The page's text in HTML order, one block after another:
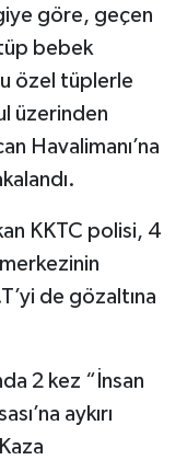
göre, geçen
bebek
özel tüplerle
üzerinden
Havalimanı’na
KKTC polisi, 4
de gözaltına
2 kez “İnsan
aykırı